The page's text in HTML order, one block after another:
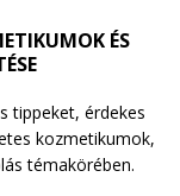
ÉS
tippeket, érdekes
kozmetikumok,
témakörében.